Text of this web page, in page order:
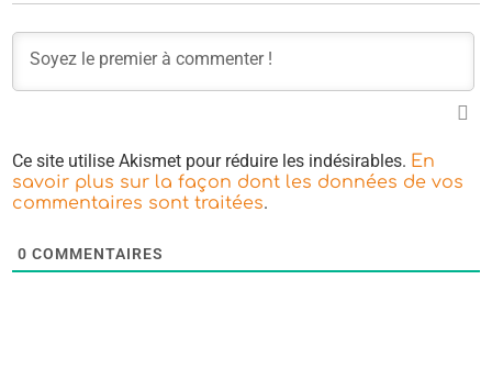
Ce site utilise Akismet pour réduire les indésirables. En
savoir plus sur la façon dont les données de vos
commentaires sont traitées.
0 COMMENTAIRES